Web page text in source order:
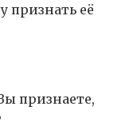
признать её
признаете,